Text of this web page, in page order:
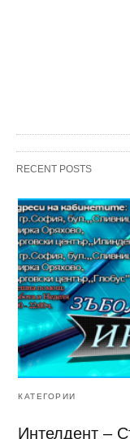
RECENT POSTS
КАТЕГОРИИ
Интелдент –